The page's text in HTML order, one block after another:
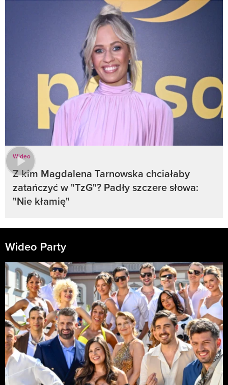
Wideo
Z kim Magdalena Tarnowska chciałaby
zatańczyć w "TzG"? Padły szczere słowa:
"Nie kłamię"
Wideo Party